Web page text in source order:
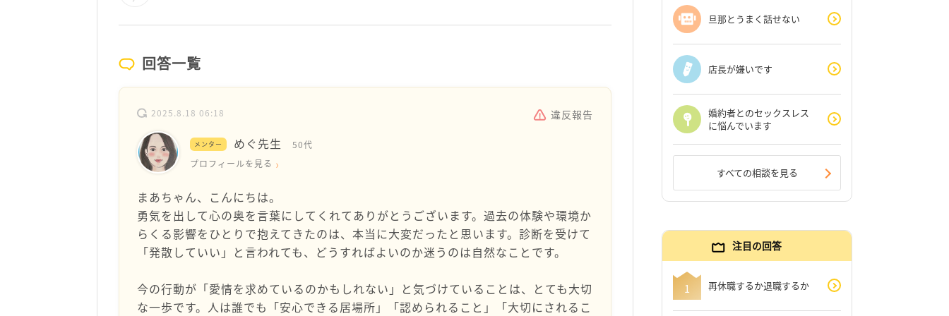
回答一覧
2025.8.18 06:18 違反報告
メンター めぐ先生
50代
プロフィールを見る
まあちゃん、こんにちは。
勇気を出して心の奥を言葉にしてくれてありがとうございます。過去の体験や環境か
らくる影響をひとりで抱えてきたのは、本当に大変だったと思います。診断を受けて
「発散していい」と言われても、どうすればよいのか迷うのは自然なことです。
今の行動が「愛情を求めているのかもしれない」と気づけていることは、とても大切
な一歩です。人は誰でも「安心できる居場所」「認められること」「大切にされるこ
旦那とうまく話せない
店長が嫌いです
婚約者とのセックスレス
に悩んでいます
すべての相談を見る
注目の回答
再休職するか退職するか